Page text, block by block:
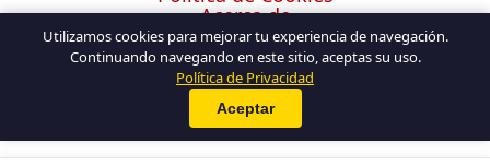
Acerca de
Contacto
Utilizamos cookies para mejorar tu experiencia de navegación.
Continuando navegando en este sitio, aceptas su uso.
Política de Privacidad
Aceptar